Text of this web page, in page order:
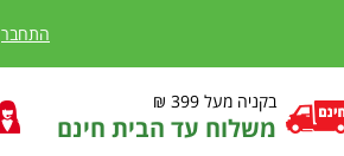
התחבר
בקניה מעל 399 ₪
משלוח עד הבית חינם